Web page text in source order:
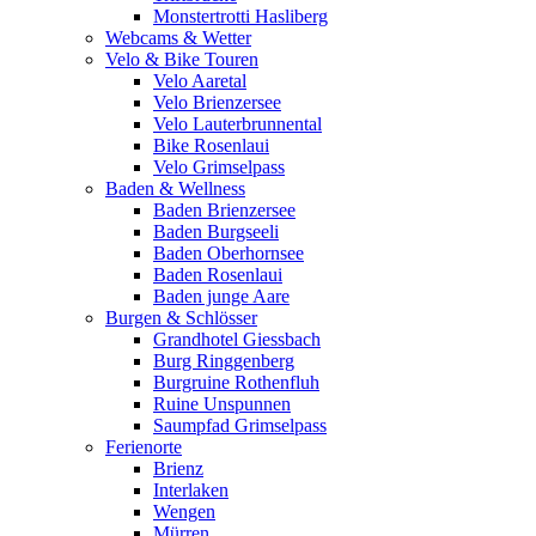
Monstertrotti Hasliberg
Webcams & Wetter
Velo & Bike Touren
Velo Aaretal
Velo Brienzersee
Velo Lauterbrunnental
Bike Rosenlaui
Velo Grimselpass
Baden & Wellness
Baden Brienzersee
Baden Burgseeli
Baden Oberhornsee
Baden Rosenlaui
Baden junge Aare
Burgen & Schlösser
Grandhotel Giessbach
Burg Ringgenberg
Burgruine Rothenfluh
Ruine Unspunnen
Saumpfad Grimselpass
Ferienorte
Brienz
Interlaken
Wengen